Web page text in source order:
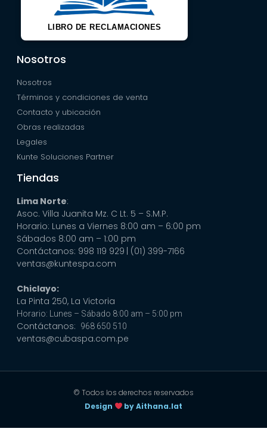
LIBRO DE RECLAMACIONES
Nosotros
Nosotros
Términos y condiciones de venta
Contacto y ubicación
Obras realizadas
Legales
Kunte Soluciones Partner
Tiendas
Lima Norte:
Asoc. Villa Juanita Mz. C Lt. 5 – S.M.P.
Horario: Lunes a Viernes 8:00 am – 6:00 pm
Sábados 8:00 am – 1:00 pm
Contáctanos: 998 119 929 | (01) 399-7166
ventas@kuntespa.com
Chiclayo:
La Pinta 250, La Victoria
Horario: Lunes – Sábado 8:00 am – 5:00 pm
Contáctanos: 968 650 510
ventas@cubaspa.com.pe
© Todos los derechos reservados
Design
by Aithana.lat